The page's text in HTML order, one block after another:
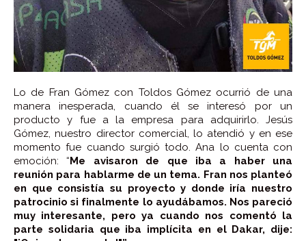
Lo de Fran Gómez con Toldos Gómez ocurrió de una
manera inesperada, cuando él se interesó por un
producto y fue a la empresa para adquirirlo. Jesús
Gómez, nuestro director comercial, lo atendió y en ese
momento fue cuando surgió todo. Ana lo cuenta con
emoción: “Me avisaron de que iba a haber una
reunión para hablarme de un tema. Fran nos planteó
en que consistía su proyecto y donde iría nuestro
patrocinio si finalmente lo ayudábamos. Nos pareció
muy interesante, pero ya cuando nos comentó la
parte solidaria que iba implícita en el Dakar, dije: